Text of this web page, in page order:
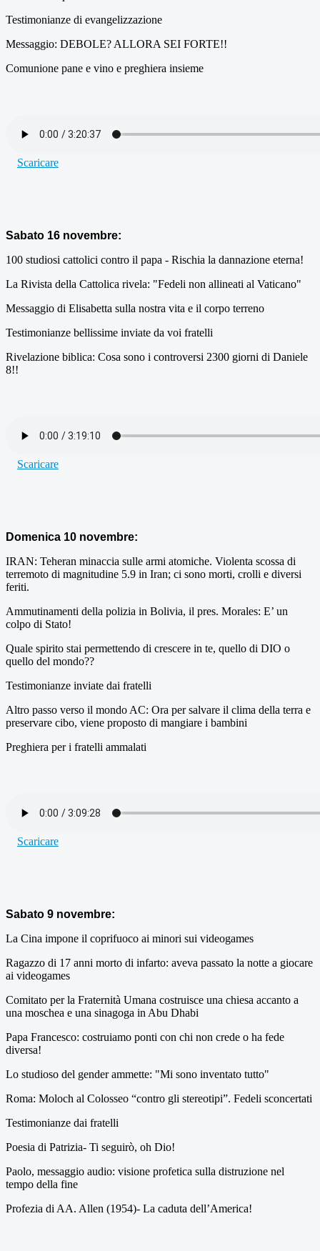
Testimonianze di evangelizzazione
Messaggio: DEBOLE? ALLORA SEI FORTE!!
Comunione pane e vino e preghiera insieme
Scaricare
Sabato 16 novembre:
100 studiosi cattolici contro il papa - Rischia la dannazione eterna!
La Rivista della Cattolica rivela: "Fedeli non allineati al Vaticano"
Messaggio di Elisabetta sulla nostra vita e il corpo terreno
Testimonianze bellissime inviate da voi fratelli
Rivelazione biblica: Cosa sono i controversi 2300 giorni di Daniele
8!!
Scaricare
Domenica 10 novembre:
IRAN: Teheran minaccia sulle armi atomiche. Violenta scossa di
terremoto di magnitudine 5.9 in Iran; ci sono morti, crolli e diversi
feriti.
Ammutinamenti della polizia in Bolivia, il pres. Morales: E’ un
colpo di Stato!
Quale spirito stai permettendo di crescere in te, quello di DIO o
quello del mondo??
Testimonianze inviate dai fratelli
Altro passo verso il mondo AC: Ora per salvare il clima della terra e
preservare cibo, viene proposto di mangiare i bambini
Preghiera per i fratelli ammalati
Scaricare
Sabato 9 novembre:
La Cina impone il coprifuoco ai minori sui videogames
Ragazzo di 17 anni morto di infarto: aveva passato la notte a giocare
ai videogames
Comitato per la Fraternità Umana costruisce una chiesa accanto a
una moschea e una sinagoga in Abu Dhabi
Papa Francesco: costruiamo ponti con chi non crede o ha fede
diversa!
Lo studioso del gender ammette: "Mi sono inventato tutto"
Roma: Moloch al Colosseo “contro gli stereotipi”. Fedeli sconcertati
Testimonianze dai fratelli
Poesia di Patrizia- Ti seguirò, oh Dio!
Paolo, messaggio audio: visione profetica sulla distruzione nel
tempo della fine
Profezia di AA. Allen (1954)- La caduta dell’America!